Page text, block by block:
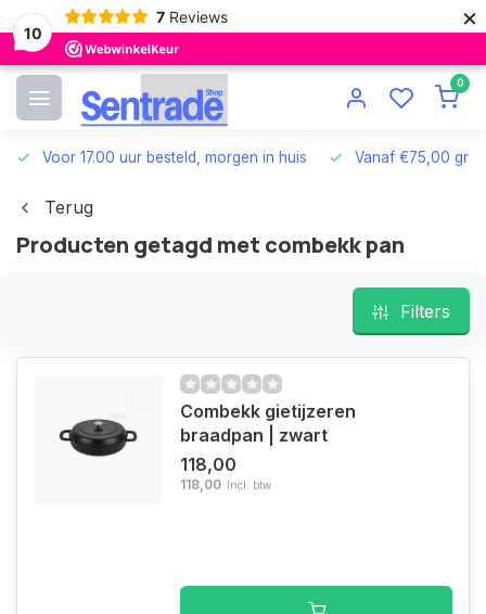
10
7 Reviews ×
0
Voor 17.00 uur besteld, morgen in huis Vanaf €75,00
Terug
Producten getagd met combekk pan
Filters
Combekk gietijzeren
braadpan | zwart
118,00
118,00 Incl. btw